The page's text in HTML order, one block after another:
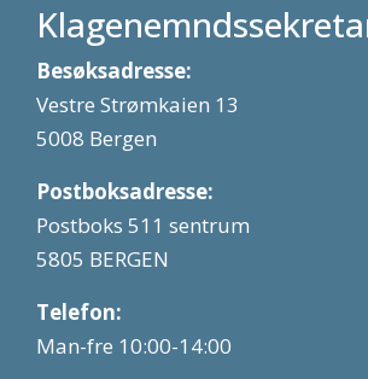
Besøksadresse:
Vestre Strømkaien 13
5008 Bergen
Postboksadresse:
Postboks 511 sentrum
5805 BERGEN
Telefon:
Man-fre 10:00-14:00